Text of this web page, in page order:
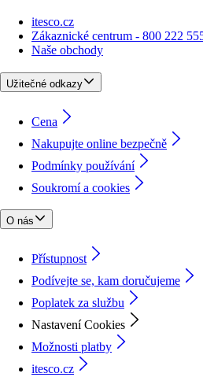
itesco.cz
Zákaznické centrum - 800 222
Naše obchody
Užitečné odkazy
Cena
Nakupujte online bezpečně
Podmínky používání
Soukromí a cookies
O nás
Přístupnost
Podívejte se, kam doručujeme
Poplatek za službu
Nastavení Cookies
Možnosti platby
itesco.cz